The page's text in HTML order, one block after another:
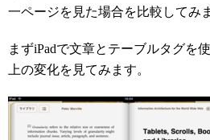
一ページを見た場合を比較してみ
まずiPadで文章とテーブルタグを
上の変化を見てみます。